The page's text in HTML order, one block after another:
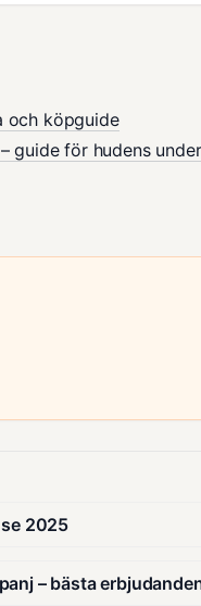
och köpguide
guide för hudens
2025
– bästa